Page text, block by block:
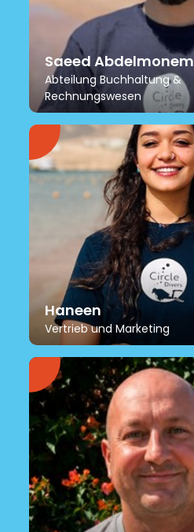
Saeed Abdelmonem
Abteilung Buchhaltung &
Rechnungswesen
Haneen
Vertrieb und Marketing